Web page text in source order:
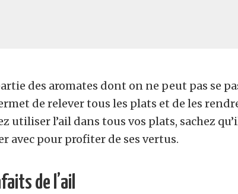
des aromates dont on ne peut pas se
de relever tous les plats et de les
utiliser l’ail dans tous vos plats, sachez
avec pour profiter de ses vertus.
de l’ail